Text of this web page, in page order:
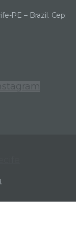
PE – Brazil. Cep: